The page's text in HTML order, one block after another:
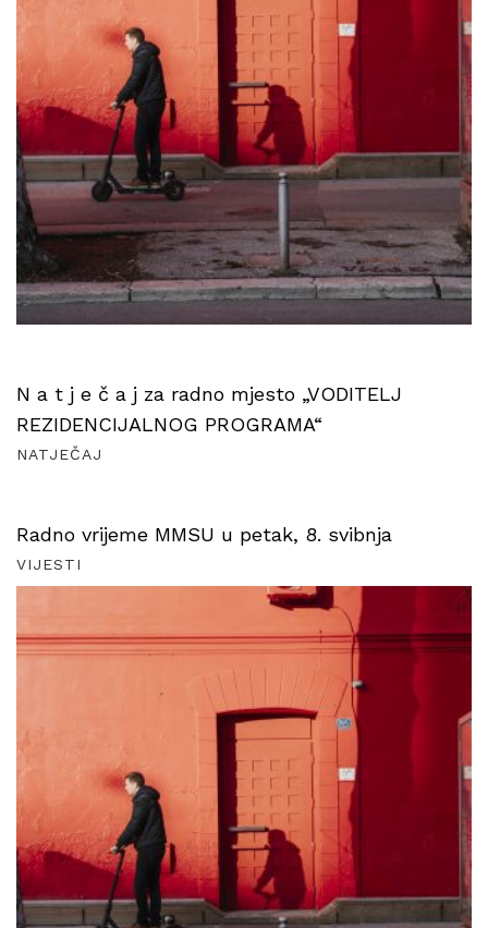
N a t j e č a j za radno mjesto „VODITELJ
REZIDENCIJALNOG PROGRAMA“
NATJEČAJ
Radno vrijeme MMSU u petak, 8. svibnja
VIJESTI